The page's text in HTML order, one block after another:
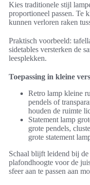
Kies traditionele stijl
proportioneel passen. Te
kunnen verloren raken
Praktisch voorbeeld:
sidetables versterken de
leesplekken.
Toepassing in kleine
Retro lamp kleine
pendels of
houden de ruimte
Statement lamp
grote pendels,
grote statement
Schaal blijft leidend bij
plafondhoogte voor de
sfeer aan te passen aan